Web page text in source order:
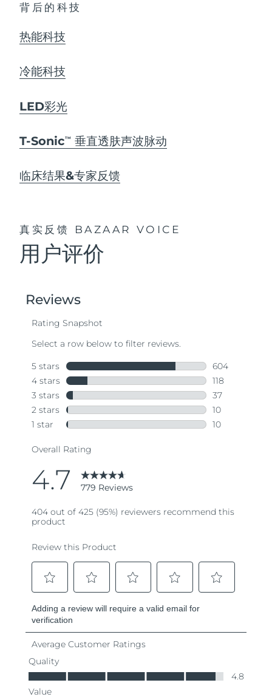
背后的科技
热能科技
冷能科技
LED彩光
T-SonicTM 垂直透肤声波脉动
临床结果&专家反馈
真实反馈 BAZAAR VOICE
用户评价